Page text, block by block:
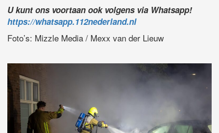
U kunt ons voortaan ook volgens via Whatsapp!
https://whatsapp.112nederland.nl
Foto’s: Mizzle Media / Mexx van der Lieuw